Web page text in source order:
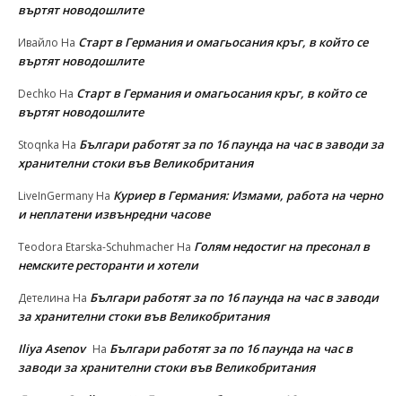
въртят новодошлите
Ивайло На Старт в Германия и омагьосания кръг, в който се
въртят новодошлите
Dechko На Старт в Германия и омагьосания кръг, в който се
въртят новодошлите
Stoqnka На Българи работят за по 16 паунда на час в заводи за
хранителни стоки във Великобритания
LiveInGermany На Куриер в Германия: Измами, работа на черно
и неплатени извънредни часове
Teodora Etarska-Schuhmacher На Голям недостиг на пресонал в
немските ресторанти и хотели
Детелина На Българи работят за по 16 паунда на час в заводи
за хранителни стоки във Великобритания
Iliya Asenov На Българи работят за по 16 паунда на час в
заводи за хранителни стоки във Великобритания